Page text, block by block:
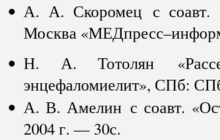
А. А. Скоромец с соавт.
Москва
Н. А. Тотолян
энцефаломиелит», СПб:
А. В. Амелин с соавт.
2004 г. — 30с.